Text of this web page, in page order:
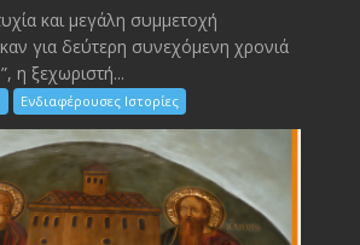
και μεγάλη συμμετοχή
για δεύτερη συνεχόμενη χρονιά
η ξεχωριστή...
Ενδιαφέρουσες Ιστορίες